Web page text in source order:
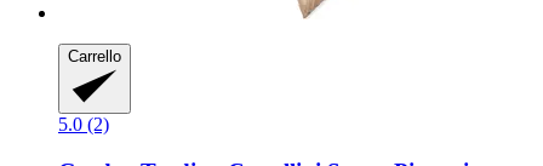
Carrello
5.0 (2)